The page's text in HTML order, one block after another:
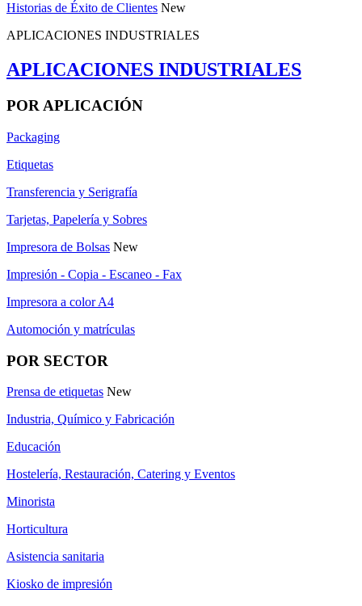
Historias de Éxito de Clientes New
APLICACIONES INDUSTRIALES
APLICACIONES INDUSTRIALES
POR APLICACIÓN
Packaging
Etiquetas
Transferencia y Serigrafía
Tarjetas, Papelería y Sobres
Impresora de Bolsas New
Impresión - Copia - Escaneo - Fax
Impresora a color A4
Automoción y matrículas
POR SECTOR
Prensa de etiquetas New
Industria, Químico y Fabricación
Educación
Hostelería, Restauración, Catering y Eventos
Minorista
Horticultura
Asistencia sanitaria
Kiosko de impresión